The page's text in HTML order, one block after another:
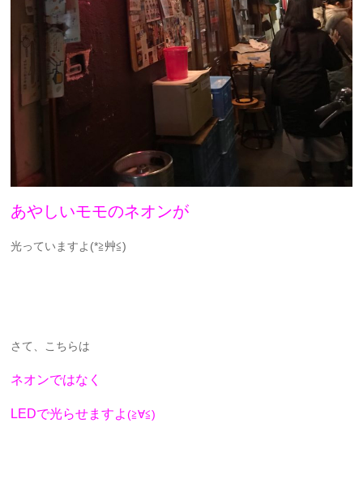
あやしいモモのネオンが
光っていますよ(*≧艸≦)
さて、こちらは
ネオンではなく
LEDで光らせますよ(≧∀≦)